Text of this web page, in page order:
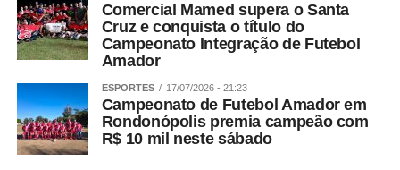
Comercial Mamed supera o Santa
Cruz e conquista o título do
Campeonato Integração de Futebol
Amador
ESPORTES 17/07/2026 - 21:23
Campeonato de Futebol Amador em
Rondonópolis premia campeão com
R$ 10 mil neste sábado